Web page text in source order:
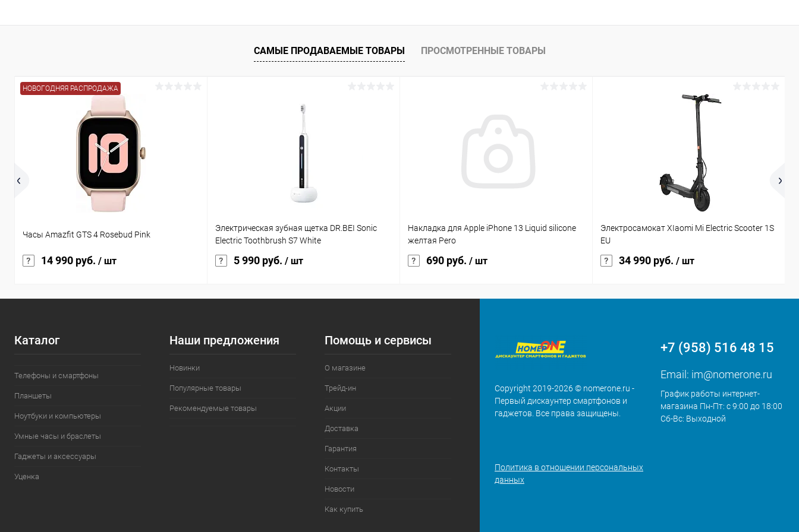
САМЫЕ ПРОДАВАЕМЫЕ ТОВАРЫ ПРОСМОТРЕННЫЕ ТОВАРЫ
НОВОГОДНЯЯ РАСПРОДАЖА
Часы Amazfit GTS 4 Rosebud Pink
14 990 руб. / шт
Электрическая зубная щетка DR.BEI Sonic
Electric Toothbrush S7 White
5 990 руб. / шт
Накладка для Apple iPhone 13 Liquid silicone
желтая Pero
690 руб. / шт
Электросамокат XIaomi Mi Electric Scooter 1S
EU
34 990 руб. / шт
Каталог
Телефоны и смартфоны
Планшеты
Ноутбуки и компьютеры
Умные часы и браслеты
Гаджеты и аксессуары
Уценка
Наши предложения
Новинки
Популярные товары
Рекомендуемые товары
Помощь и сервисы
О магазине
Трейд-ин
Акции
Доставка
Гарантия
Контакты
Новости
Как купить
Copyright 2019-2026 © nomerone.ru -
Первый дискаунтер смартфонов и
гаджетов. Все права защищены.
Политика в отношении персональных
данных
+7 (958) 516 48 15
Email: im@nomerone.ru
График работы интернет-
магазина Пн-Пт: с 9:00 до 18:00
Сб-Вс: Выходной